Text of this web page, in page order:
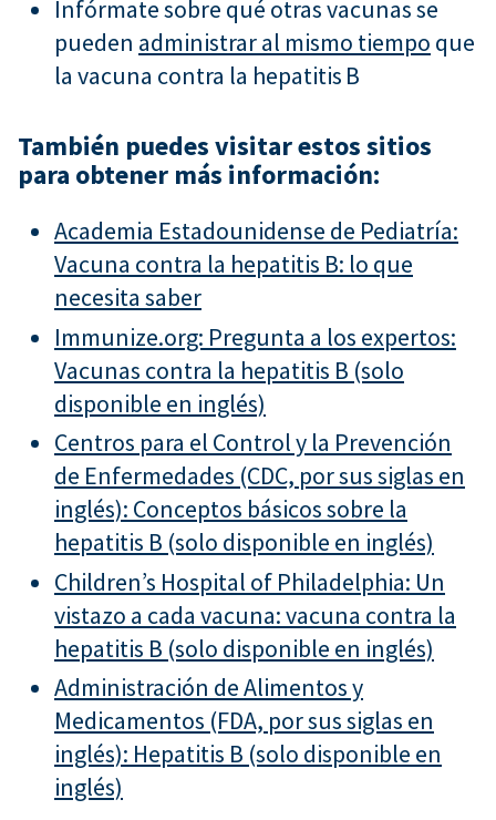
Infórmate sobre qué otras vacunas se
pueden administrar al mismo tiempo que
la vacuna contra la hepatitis B
También puedes visitar estos sitios
para obtener más información:
Academia Estadounidense de Pediatría:
Vacuna contra la hepatitis B: lo que
necesita saber
Immunize.org: Pregunta a los expertos:
Vacunas contra la hepatitis B (solo
disponible en inglés)
Centros para el Control y la Prevención
de Enfermedades (CDC, por sus siglas en
inglés): Conceptos básicos sobre la
hepatitis B (solo disponible en inglés)
Children’s Hospital of Philadelphia: Un
vistazo a cada vacuna: vacuna contra la
hepatitis B (solo disponible en inglés)
Administración de Alimentos y
Medicamentos (FDA, por sus siglas en
inglés): Hepatitis B (solo disponible en
inglés)